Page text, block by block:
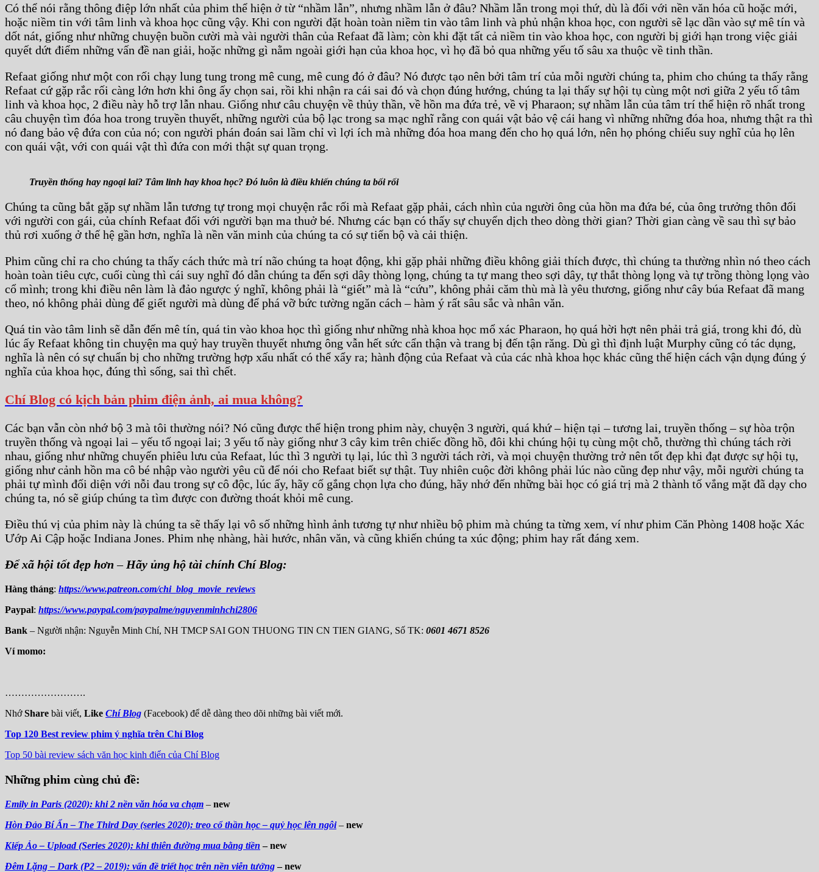
Có thể nói rằng thông điệp lớn nhất của phim thể hiện ở từ “nhầm lẫn”, nhưng nhầm lẫn ở đâu? Nhầm lẫn trong mọi thứ, dù là đối với nền văn hóa cũ hoặc mới,
hoặc niềm tin với tâm linh và khoa học cũng vậy. Khi con người đặt hoàn toàn niềm tin vào tâm linh và phủ nhận khoa học, con người sẽ lạc dần vào sự mê tín và
dốt nát, giống như những chuyện buồn cười mà vài người thân của Refaat đã làm; còn khi đặt tất cả niềm tin vào khoa học, con người bị giới hạn trong việc giải
quyết dứt điểm những vấn đề nan giải, hoặc những gì nằm ngoài giới hạn của khoa học, vì họ đã bỏ qua những yếu tố sâu xa thuộc về tinh thần.
Refaat giống như một con rối chạy lung tung trong mê cung, mê cung đó ở đâu? Nó được tạo nên bởi tâm trí của mỗi người chúng ta, phim cho chúng ta thấy rằng
Refaat cứ gặp rắc rối càng lớn hơn khi ông ấy chọn sai, rồi khi nhận ra cái sai đó và chọn đúng hướng, chúng ta lại thấy sự hội tụ cùng một nơi giữa 2 yếu tố tâm
linh và khoa học, 2 điều này hỗ trợ lẫn nhau. Giống như câu chuyện về thủy thần, về hồn ma đứa trẻ, về vị Pharaon; sự nhầm lẫn của tâm trí thể hiện rõ nhất trong
câu chuyện tìm đóa hoa trong truyền thuyết, những người của bộ lạc trong sa mạc nghĩ rằng con quái vật bảo vệ cái hang vì những những đóa hoa, nhưng thật ra thì
nó đang bảo vệ đứa con của nó; con người phán đoán sai lầm chỉ vì lợi ích mà những đóa hoa mang đến cho họ quá lớn, nên họ phóng chiếu suy nghĩ của họ lên
con quái vật, với con quái vật thì đứa con mới thật sự quan trọng.
Truyền thống hay ngoại lai? Tâm linh hay khoa học? Đó luôn là điều khiến chúng ta bối rối
Chúng ta cũng bắt gặp sự nhầm lẫn tương tự trong mọi chuyện rắc rối mà Refaat gặp phải, cách nhìn của người ông của hồn ma đứa bé, của ông trưởng thôn đối
với người con gái, của chính Refaat đối với người bạn ma thuở bé. Nhưng các bạn có thấy sự chuyển dịch theo dòng thời gian? Thời gian càng về sau thì sự bảo
thủ rơi xuống ở thế hệ gần hơn, nghĩa là nền văn minh của chúng ta có sự tiến bộ và cải thiện.
Phim cũng chỉ ra cho chúng ta thấy cách thức mà trí não chúng ta hoạt động, khi gặp phải những điều không giải thích được, thì chúng ta thường nhìn nó theo cách
hoàn toàn tiêu cực, cuối cùng thì cái suy nghĩ đó dẫn chúng ta đến sợi dây thòng lọng, chúng ta tự mang theo sợi dây, tự thắt thòng lọng và tự trồng thòng lọng vào
cổ mình; trong khi điều nên làm là đảo ngược ý nghĩ, không phải là “giết” mà là “cứu”, không phải căm thù mà là yêu thương, giống như cây búa Refaat đã mang
theo, nó không phải dùng để giết người mà dùng để phá vỡ bức tường ngăn cách – hàm ý rất sâu sắc và nhân văn.
Quá tin vào tâm linh sẽ dẫn đến mê tín, quá tin vào khoa học thì giống như những nhà khoa học mổ xác Pharaon, họ quá hời hợt nên phải trả giá, trong khi đó, dù
lúc ấy Refaat không tin chuyện ma quỷ hay truyền thuyết nhưng ông vẫn hết sức cẩn thận và trang bị đến tận răng. Dù gì thì định luật Murphy cũng có tác dụng,
nghĩa là nên có sự chuẩn bị cho những trường hợp xấu nhất có thể xẩy ra; hành động của Refaat và của các nhà khoa học khác cũng thể hiện cách vận dụng đúng ý
nghĩa của khoa học, đúng thì sống, sai thì chết.
Chí Blog có kịch bản phim điện ảnh, ai mua không?
Các bạn vẫn còn nhớ bộ 3 mà tôi thường nói? Nó cũng được thể hiện trong phim này, chuyện 3 người, quá khứ – hiện tại – tương lai, truyền thống – sự hòa trộn
truyền thống và ngoại lai – yếu tố ngoại lai; 3 yếu tố này giống như 3 cây kim trên chiếc đồng hồ, đôi khi chúng hội tụ cùng một chỗ, thường thì chúng tách rời
nhau, giống như những chuyến phiêu lưu của Refaat, lúc thì 3 người tụ lại, lúc thì 3 người tách rời, và mọi chuyện thường trở nên tốt đẹp khi đạt được sự hội tụ,
giống như cảnh hồn ma cô bé nhập vào người yêu cũ để nói cho Refaat biết sự thật. Tuy nhiên cuộc đời không phải lúc nào cũng đẹp như vậy, mỗi người chúng ta
phải tự mình đối diện với nỗi đau trong sự cô độc, lúc ấy, hãy cố gắng chọn lựa cho đúng, hãy nhớ đến những bài học có giá trị mà 2 thành tố vắng mặt đã dạy cho
chúng ta, nó sẽ giúp chúng ta tìm được con đường thoát khỏi mê cung.
Điều thú vị của phim này là chúng ta sẽ thấy lại vô số những hình ảnh tương tự như nhiều bộ phim mà chúng ta từng xem, ví như phim Căn Phòng 1408 hoặc Xác
Ướp Ai Cập hoặc Indiana Jones. Phim nhẹ nhàng, hài hước, nhân văn, và cũng khiến chúng ta xúc động; phim hay rất đáng xem.
Để xã hội tốt đẹp hơn – Hãy ủng hộ tài chính Chí Blog:
Hàng tháng: https://www.patreon.com/chi_blog_movie_reviews
Paypal: https://www.paypal.com/paypalme/nguyenminhchi2806
Bank – Người nhận: Nguyễn Minh Chí, NH TMCP SAI GON THUONG TIN CN TIEN GIANG, Số TK: 0601 4671 8526
Ví momo:
…………………….
NhớShare bài viết, Like Chí Blog (Facebook) để dễ dàng theo dõi những bài viết mới.
Top 120 Best review phim ý nghĩa trên Chí Blog
Top 50 bài review sách văn học kinh điển của Chí Blog
Những phim cùng chủ đề:
Emily in Paris (2020): khi 2 nền văn hóa va chạm – new
Hòn Đảo Bí Ẩn – The Third Day (series 2020): treo cổ thần học – quỷ học lên ngôi– new
Kiếp Ảo – Upload (Series 2020): khi thiên đường mua bằng tiền – new
Đêm Lặng – Dark (P2 – 2019): vấn đề triết học trên nền viễn tưởng – new